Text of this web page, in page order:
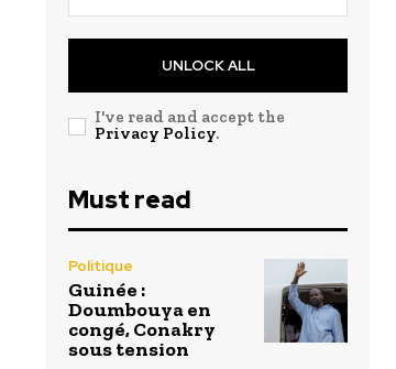
UNLOCK ALL
I've read and accept the
Privacy Policy.
Must read
Politique
Guinée :
Doumbouya en
congé, Conakry
sous tension